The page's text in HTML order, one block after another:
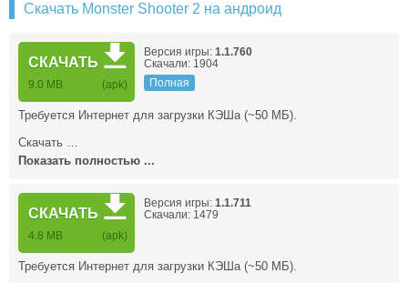
Скачать Monster Shooter 2 на андроид
СКАЧАТЬ
9.0 MB (apk)
Версия игры: 1.1.760
Скачали: 1904
Полная
Требуется Интернет для загрузки КЭШа (~50 МБ).
Скачать …
Показать полностью ...
СКАЧАТЬ
4.8 MB (apk)
Версия игры: 1.1.711
Скачали: 1479
Требуется Интернет для загрузки КЭШа (~50 МБ).